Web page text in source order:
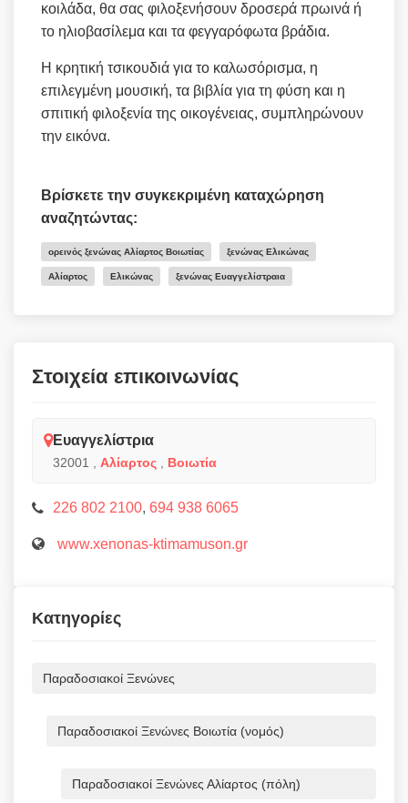
κοιλάδα, θα σας φιλοξενήσουν δροσερά πρωινά ή
το ηλιοβασίλεμα και τα φεγγαρόφωτα βράδια.
Η κρητική τσικουδιά για το καλωσόρισμα, η
επιλεγμένη μουσική, τα βιβλία για τη φύση και η
σπιτική φιλοξενία της οικογένειας, συμπληρώνουν
την εικόνα.
Βρίσκετε την συγκεκριμένη καταχώρηση
αναζητώντας:
ορεινός ξενώνας Αλίαρτος Βοιωτίας ξενώνας Ελικώνας
Αλίαρτος Ελικώνας ξενώνας Ευαγγελίστραια
Στοιχεία επικοινωνίας
Ευαγγελίστρια
32001 Αλίαρτος Βοιωτία
226 802 2100, 694 938 6065
www.xenonas-ktimamuson.gr
Κατηγορίες
Παραδοσιακοί Ξενώνες
Παραδοσιακοί Ξενώνες Βοιωτία (νομός)
Παραδοσιακοί Ξενώνες Αλίαρτος (πόλη)